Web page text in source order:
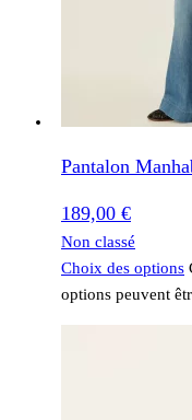
Pantalon
189,00 €
Non classé
Choix des options
options peuvent